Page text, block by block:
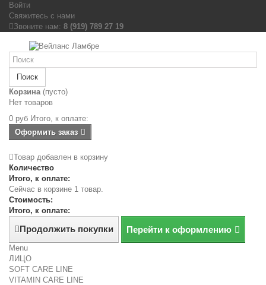
Войти
Свяжитесь с нами
Звоните нам: 8 (919) 789 27 19
Поиск
Корзина (пусто)
Нет товаров
0 руб Итого, к оплате:
Оформить заказ
Товар добавлен в корзину
Количество
Итого, к оплате:
Сейчас в корзине 1 товар.
Стоимость:
Итого, к оплате:
Продолжить покупки Перейти к оформлению
Menu
ЛИЦО
SOFT CARE LINE
VITAMIN CARE LINE